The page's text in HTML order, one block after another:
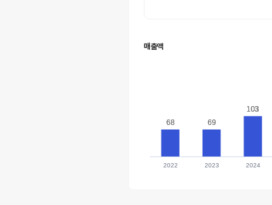
매출액
68
68 69
69
103
103
2022 2023 2024